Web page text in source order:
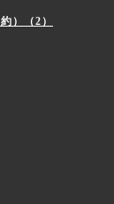
）（2）